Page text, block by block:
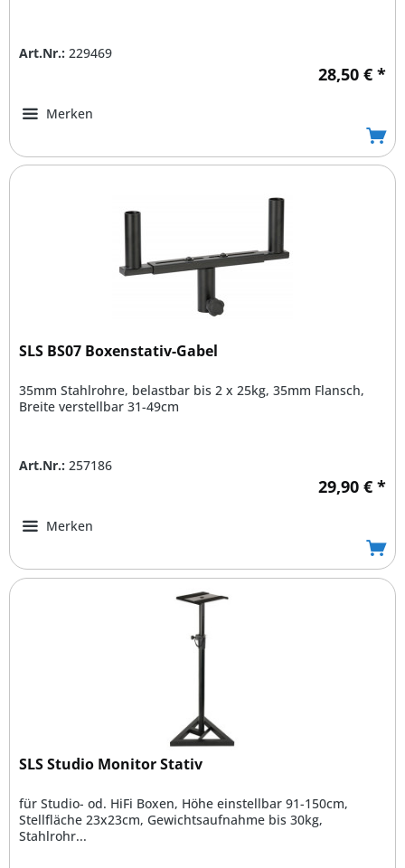
Art.Nr.: 229469
28,50 € *
Merken
SLS BS07 Boxenstativ-Gabel
35mm Stahlrohre, belastbar bis 2 x 25kg, 35mm Flansch,
Breite verstellbar 31-49cm
Art.Nr.: 257186
29,90 € *
Merken
SLS Studio Monitor Stativ
für Studio- od. HiFi Boxen, Höhe einstellbar 91-150cm,
Stellfläche 23x23cm, Gewichtsaufnahme bis 30kg,
Stahlrohr...